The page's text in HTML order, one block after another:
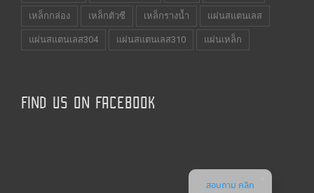
เหล็กกล่อง เหล็กตัวซี เหล็กรางน้ำ แผ่นสแตนเลส
แผ่นสแตนเลส304 แผ่นสแตนเลส310 แผ่นเหล็ก
FIND US ON FACEBOOK
สอบถาม คลิก